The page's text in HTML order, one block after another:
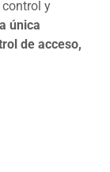
y
única
de acceso,